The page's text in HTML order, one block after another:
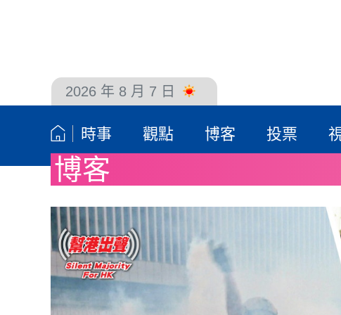
2026 年 8 月 7 日
時事 觀點 博客 投票
博客